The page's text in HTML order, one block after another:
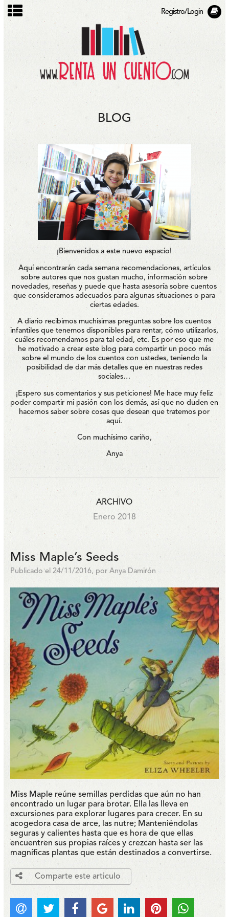
Registro/Login
BLOG
¡Bienvenidos a este nuevo espacio!
Aquí encontrarán cada semana recomendaciones, artículos
sobre autores que nos gustan mucho, información sobre
novedades, reseñas y puede que hasta asesoría sobre cuentos
que consideramos adecuados para algunas situaciones o para
ciertas edades.
A diario recibimos muchísimas preguntas sobre los cuentos
infantiles que tenemos disponibles para rentar, cómo utilizarlos,
cuáles recomendamos para tal edad, etc. Es por eso que me
he motivado a crear este blog para compartir un poco más
sobre el mundo de los cuentos con ustedes, teniendo la
posibilidad de dar más detalles que en nuestras redes
sociales…
¡Espero sus comentarios y sus peticiones! Me hace muy feliz
poder compartir mi pasión con los demás, así que no duden en
hacernos saber sobre cosas que desean que tratemos por
aquí.
Con muchísimo cariño,
Anya
ARCHIVO
Enero 2018
Miss Maple’s Seeds
Publicado el 24/11/2016, por Anya Damirón
Miss Maple reúne semillas perdidas que aún no han
encontrado un lugar para brotar. Ella las lleva en
excursiones para explorar lugares para crecer. En su
acogedora casa de arce, las nutre; Manteniéndolas
seguras y calientes hasta que es hora de que ellas
encuentren sus propias raíces y crezcan hasta ser las
magníficas plantas que están destinados a convertirse.
Comparte este articulo